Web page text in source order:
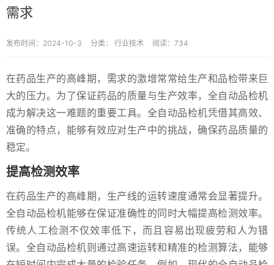
需求
发布时间：2024-10-3 分类： 行业技术 阅读：734
在药品生产的高峰期，需求的激增常常给生产和品检带来巨
大的压力。为了保证药品的质量与生产效率，全自动品检机
成为解决这一难题的重要工具。全自动品检机凭借其高效、
准确的特点，能够有效应对生产中的挑战，确保药品质量的
稳定。
提高检测效率
在药品生产的高峰期，生产线的运转速度通常会显著提升。
全自动品检机能够在保证准确性的同时大幅提高检测效率。
传统人工检测不仅效率低下，而且容易出现疲劳和人为错
误。全自动品检机则通过高速运转和精准的检测算法，能够